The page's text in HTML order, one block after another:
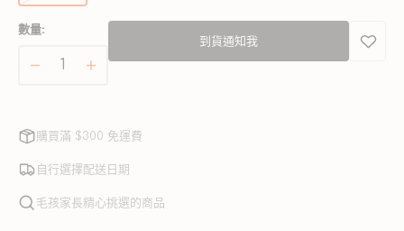
完
法
使
用
數量:
馬
拉
雅
拉
雅
到貨通知我
購買滿 $300 免運費
自行選擇配送日期
毛孩家長精心挑選的商品